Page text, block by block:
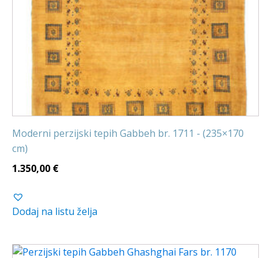
Moderni perzijski tepih Gabbeh br. 1711 - (235×170
cm)
1.350,00 €
Dodaj na listu želja